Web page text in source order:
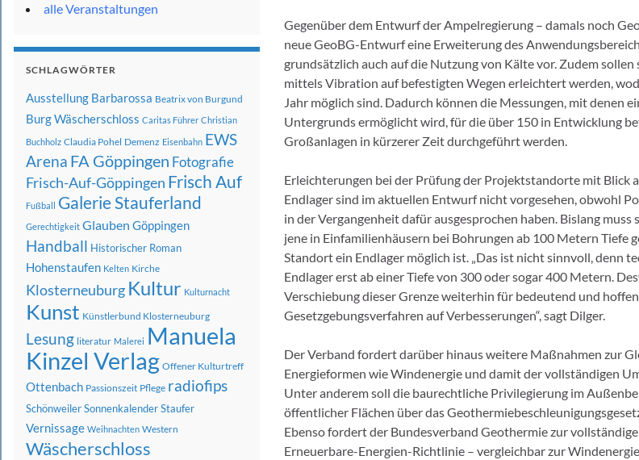
Gegenüber dem Entwurf der Ampelregierung – damals noch
neue GeoBG-Entwurf eine Erweiterung des
grundsätzlich auch auf die Nutzung von Kälte vor. Zudem sollen
mittels Vibration auf befestigten Wegen erleichtert werden,
Jahr möglich sind. Dadurch können die Messungen, mit denen
Untergrunds ermöglicht wird, für die über 150 in Entwicklung
Großanlagen in kürzerer Zeit durchgeführt werden.
Erleichterungen bei der Prüfung der Projektstandorte mit Blick
Endlager sind im aktuellen Entwurf nicht vorgesehen, obwohl
in der Vergangenheit dafür ausgesprochen haben. Bislang
jene in Einfamilienhäusern bei Bohrungen ab 100 Metern Tiefe
Standort ein Endlager möglich ist. „Das ist nicht sinnvoll, denn
Endlager erst ab einer Tiefe von 300 oder sogar 400 Metern.
Verschiebung dieser Grenze weiterhin für bedeutend und
Gesetzgebungsverfahren auf Verbesserungen“, sagt Dilger.
Der Verband fordert darüber hinaus weitere Maßnahmen zur
Energieformen wie Windenergie und damit der vollständigen
Unter anderem soll die baurechtliche Privilegierung im
öffentlicher Flächen über das
Ebenso fordert der Bundesverband Geothermie zur
Erneuerbare-Energien-Richtlinie – vergleichbar zur
alle Veranstaltungen
SCHLAGWÖRTER
Ausstellung Barbarossa Beatrix von Burgund
Burg Wäscherschloss Caritas Führer Christian
Buchholz Claudia Pohel Demenz Eisenbahn EWS
Arena FA Göppingen Fotografie
Frisch-Auf-Göppingen Frisch Auf
Fußball Galerie Stauferland
Gerechtigkeit Glauben Göppingen
Handball Historischer Roman
Hohenstaufen Kelten Kirche
Klosterneuburg Kultur Kulturnacht
Kunst Künstlerbund Klosterneuburg
Lesung literatur Malerei Manuela
Kinzel Verlag Offener Kulturtreff
Ottenbach Passionszeit Pflege radiofips
SchönweilerSonnenkalenderStaufer
Vernissage Weihnachten Western
Wäscherschloss